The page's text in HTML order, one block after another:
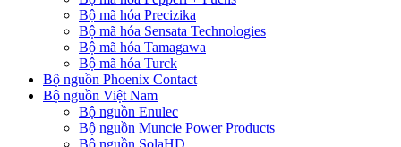
Bộ mã hóa Precizika
Bộ mã hóa Sensata Technologies
Bộ mã hóa Tamagawa
Bộ mã hóa Turck
Bộ nguồn Phoenix Contact
Bộ nguồn Việt Nam
Bộ nguồn Enulec
Bộ nguồn Muncie Power Products
Bộ nguồn SolaHD